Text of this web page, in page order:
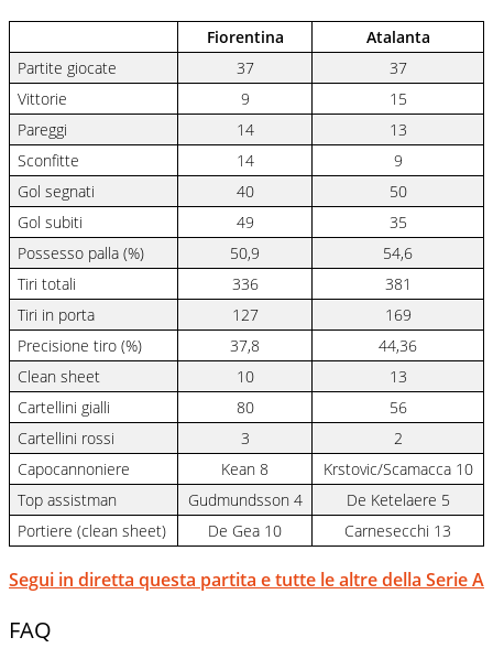
Fiorentina
Atalanta
Partite giocate
37
37
Vittorie
9
15
Pareggi
14
13
Sconfitte
14
9
Gol segnati
40
50
Gol subiti
49
35
Possesso palla (%)
50,9
54,6
Tiri totali
336
381
Tiri in porta
127
169
Precisione tiro (%)
37,8
44,36
Clean sheet
10
13
Cartellini gialli
80
56
Cartellini rossi
3
2
Capocannoniere
Kean 8
Krstovic/Scamacca 10
Top assistman
Gudmundsson 4
De Ketelaere 5
Portiere (clean sheet)
De Gea 10 Carnesecchi 13
Segui in diretta questa partita e tutte le altre della Serie A
FAQ